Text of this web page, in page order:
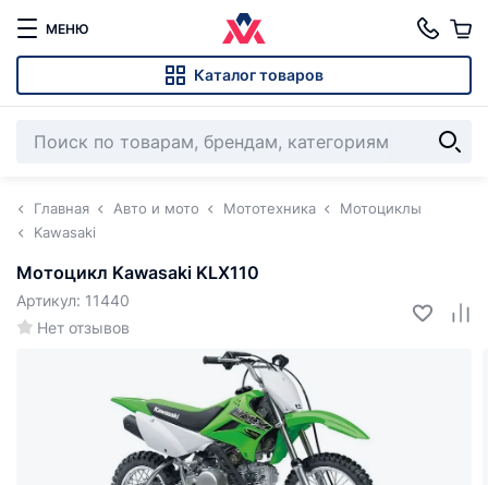
МЕНЮ
Каталог товаров
Главная Авто и мото Мототехника
Мотоциклы
Kawasaki
Мотоцикл Kawasaki KLX110
Нет отзывов
Артикул: 11440